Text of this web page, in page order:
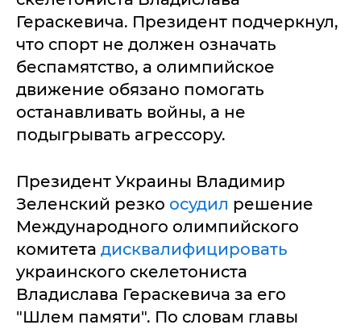
Гераскевича. Президент подчеркнул,
что спорт не должен означать
беспамятство, а олимпийское
движение обязано помогать
останавливать войны, а не
подыгрывать агрессору.
Президент Украины Владимир
Зеленский резко осудил решение
Международного олимпийского
комитета дисквалифицировать
украинского скелетониста
Владислава Гераскевича за его
"Шлем памяти". По словам главы